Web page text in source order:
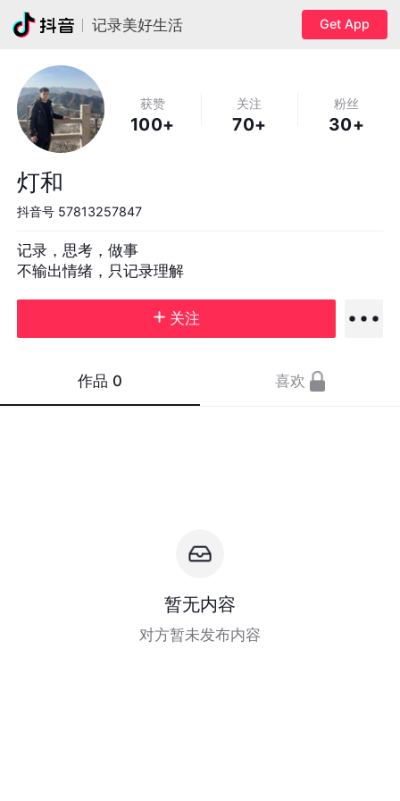
记录美好生活 Get App
获赞
100+
关注
70+
粉丝
30+
灯和
抖音号 57813257847
记录，思考，做事
不输出情绪，只记录理解
关注
作品 0 喜欢
暂无内容
对方暂未发布内容